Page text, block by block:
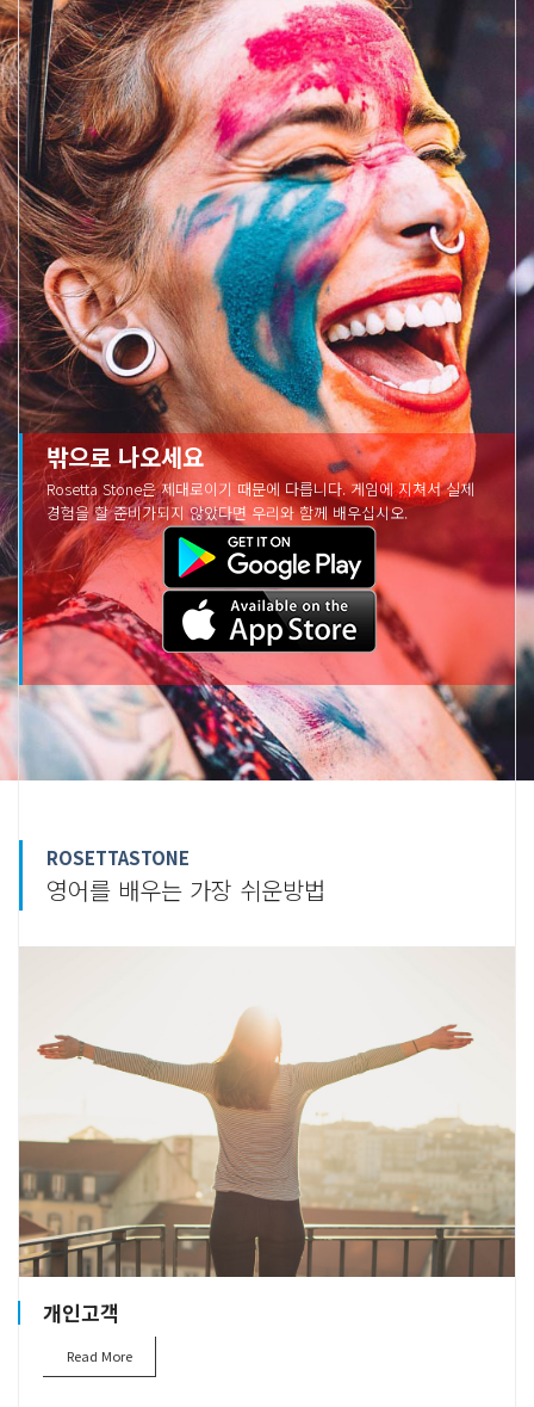
밖으로 나오세요
Rosetta Stone은 제대로이기 때문에 다릅니다. 게임에 지쳐서 실제
경험을 할 준비가되지 않았다면 우리와 함께 배우십시오.
ROSETTASTONE
영어를 배우는 가장 쉬운방법
개인고객
Read More